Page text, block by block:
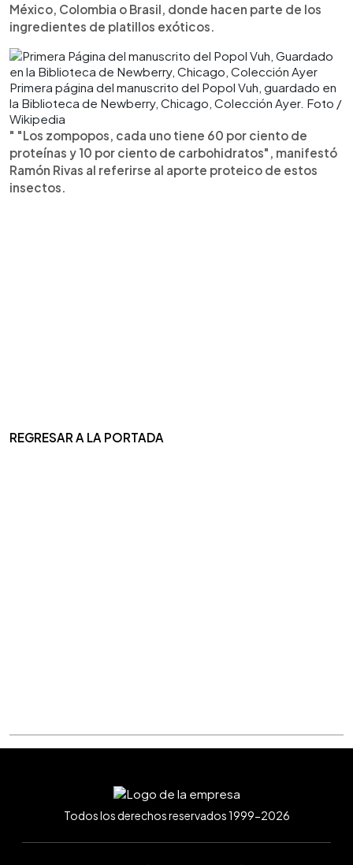
México, Colombia o Brasil, donde hacen parte de los
ingredientes de platillos exóticos.
Primera página del manuscrito del Popol Vuh, guardado en
la Biblioteca de Newberry, Chicago, Colección Ayer. Foto /
Wikipedia
" "Los zompopos, cada uno tiene 60 por ciento de
proteínas y 10 por ciento de carbohidratos", manifestó
Ramón Rivas al referirse al aporte proteico de estos
insectos.
REGRESAR A LA PORTADA
Todos los derechos reservados 1999-2026